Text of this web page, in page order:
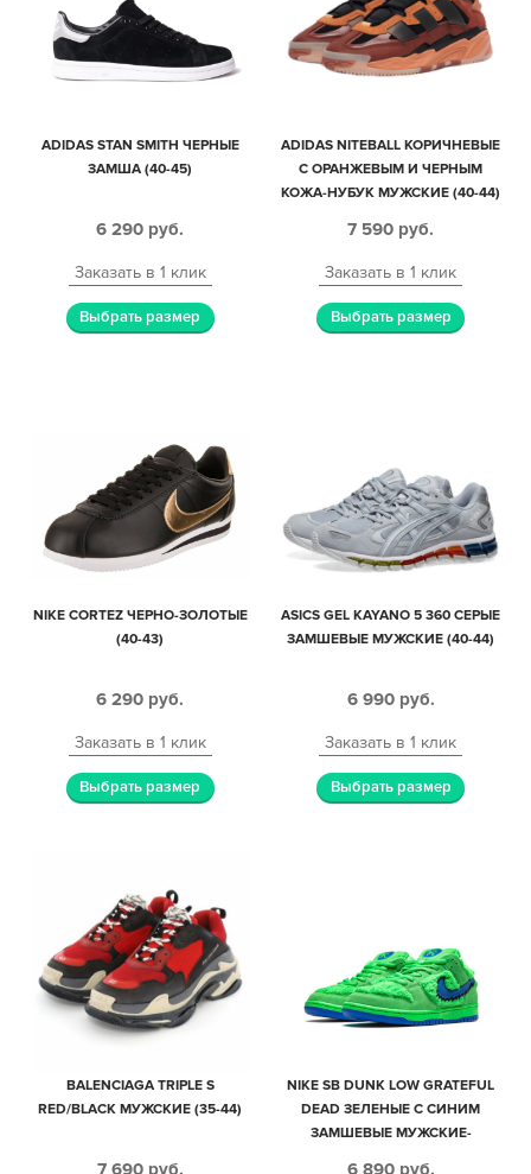
ADIDAS STAN SMITH ЧЕРНЫЕ
ЗАМША (40-45)
6 290 руб.
Заказать в 1 клик
Выбрать размер
ADIDAS NITEBALL КОРИЧНЕВЫЕ
С ОРАНЖЕВЫМ И ЧЕРНЫМ
КОЖА-НУБУК МУЖСКИЕ (40-44)
7 590 руб.
Заказать в 1 клик
Выбрать размер
NIKE CORTEZ ЧЕРНО-ЗОЛОТЫЕ
(40-43)
6 290 руб.
Заказать в 1 клик
Выбрать размер
ASICS GEL KAYANO 5 360 СЕРЫЕ
ЗАМШЕВЫЕ МУЖСКИЕ (40-44)
6 990 руб.
Заказать в 1 клик
Выбрать размер
BALENCIAGA TRIPLE S
RED/BLACK МУЖСКИЕ (35-44)
NIKE SB DUNK LOW GRATEFUL
DEAD ЗЕЛЕНЫЕ С СИНИМ
ЗАМШЕВЫЕ МУЖСКИЕ-